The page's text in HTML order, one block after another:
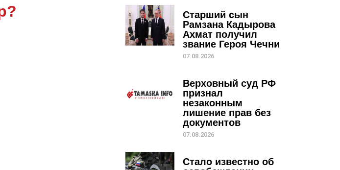
Старший сын
Рамзана Кадырова
Ахмат получил
звание Героя Чечни
07.08.2026
Верховный суд РФ
признал
незаконным
лишение прав без
документов
07.08.2026
Стало известно об